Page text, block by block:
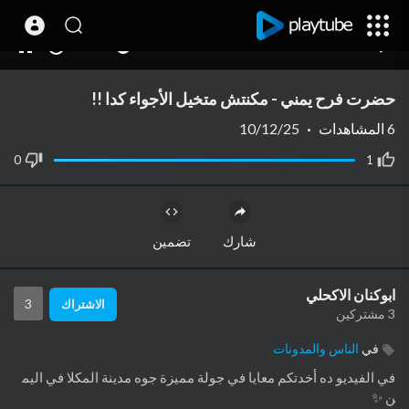
حضرت فرح يمني - مكنتش متخيل الأجواء كدا !!
1
0
6 المشاهدات ·
10/12/25
شارك تضمين
ابوكنان الاكحلي
3 مشتركين
الاشتراك 3
في الناس والمدونات
في الفيديو ده أخدتكم معايا في جولة مميزة جوه مدينة المكلا في اليم
ن ✨